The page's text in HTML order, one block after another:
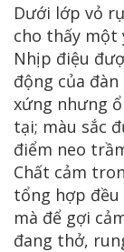
Dưới lớp vỏ
cho thấy một
Nhịp điệu
động của
xứng nhưng
tại; màu sắc
điểm neo
Chất cảm
tổng hợp
mà để gợi
đang thở,